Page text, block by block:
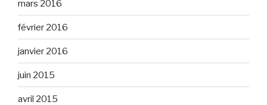
mars 2016
février 2016
janvier 2016
juin 2015
avril 2015